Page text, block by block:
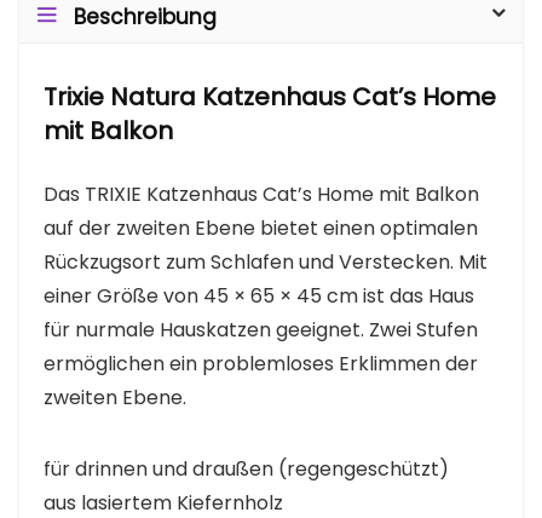
Beschreibung
Trixie Natura Katzenhaus Cat’s Home
mit Balkon
Das TRIXIE Katzenhaus Cat’s Home mit Balkon
auf der zweiten Ebene bietet einen optimalen
Rückzugsort zum Schlafen und Verstecken. Mit
einer Größe von 45 × 65 × 45 cm ist das Haus
für nurmale Hauskatzen geeignet. Zwei Stufen
ermöglichen ein problemloses Erklimmen der
zweiten Ebene.
für drinnen und draußen (regengeschützt)
aus lasiertem Kiefernholz